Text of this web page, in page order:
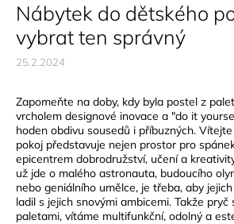
Nábytek do dětského
vybrat ten správný
25.2.2024
Zapomeňte na doby, kdy byla postel z
vrcholem designové inovace a "do it
hoden obdivu sousedů i příbuzných.
pokoj představuje nejen prostor pro
epicentrem dobrodružství, učení a
už jde o malého astronauta, budoucího
nebo geniálního umělce, je třeba, aby
ladil s jejich snovými ambicemi. Takže pryč
paletami, vítáme multifunkční, odolný a